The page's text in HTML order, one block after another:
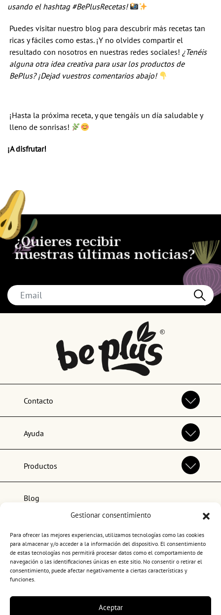
Gestionar consentimiento
Para ofrecer las mejores experiencias, utilizamos tecnologías como las cookies
para almacenar y/o acceder a la información del dispositivo. El consentimiento
de estas tecnologías nos permitirá procesar datos como el comportamiento de
navegación o las identificaciones únicas en este sitio. No consentir o retirar el
consentimiento, puede afectar negativamente a ciertas características y
funciones.
Aceptar
usando el hashtag #BePlusRecetas!
Puedes visitar nuestro blog para descubrir más recetas tan
ricas y fáciles como estas. ¡Y no olvides compartir el
resultado con nosotros en nuestras redes sociales! ¿Tenéis
alguna otra idea creativa para usar los productos de
BePlus? ¡Dejad vuestros comentarios abajo!
¡Hasta la próxima receta, y que tengáis un día saludable y
lleno de sonrisas!
¡A disfrutar!
Contacto
Ayuda
Productos
Blog
Lo más popular